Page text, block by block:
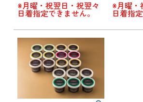
※月曜・祝翌日・祝翌々
日着指定できません。
※月曜・
日着指